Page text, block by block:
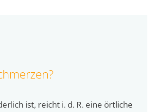
ist, reicht i. d. R. eine örtliche